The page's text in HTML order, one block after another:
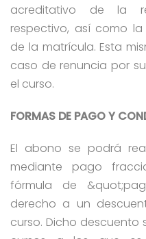
acreditativo de la
respectivo, así como
de la matrícula. Esta
caso de renuncia por
el curso.
FORMAS DE PAGO Y
El abono se podrá
mediante pago
fórmula de
derecho a un
curso. Dicho descuento